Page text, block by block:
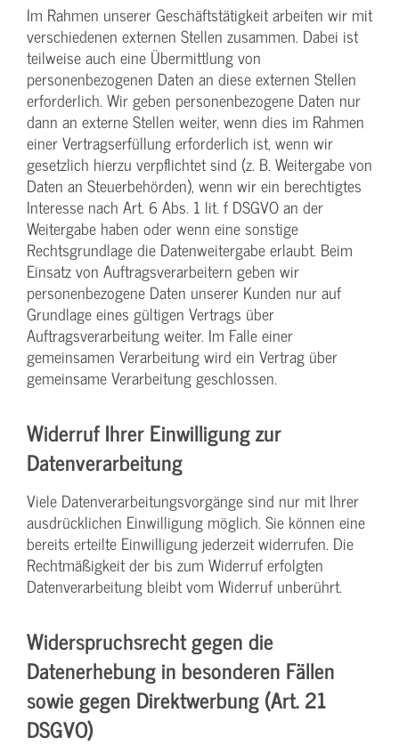
Im Rahmen unserer Geschäftstätigkeit arbeiten wir mit
verschiedenen externen Stellen zusammen. Dabei ist
teilweise auch eine Übermittlung von
personenbezogenen Daten an diese externen Stellen
erforderlich. Wir geben personenbezogene Daten nur
dann an externe Stellen weiter, wenn dies im Rahmen
einer Vertragserfüllung erforderlich ist, wenn wir
gesetzlich hierzu verpflichtet sind (z. B. Weitergabe von
Daten an Steuerbehörden), wenn wir ein berechtigtes
Interesse nach Art. 6 Abs. 1 lit. f DSGVO an der
Weitergabe haben oder wenn eine sonstige
Rechtsgrundlage die Datenweitergabe erlaubt. Beim
Einsatz von Auftragsverarbeitern geben wir
personenbezogene Daten unserer Kunden nur auf
Grundlage eines gültigen Vertrags über
Auftragsverarbeitung weiter. Im Falle einer
gemeinsamen Verarbeitung wird ein Vertrag über
gemeinsame Verarbeitung geschlossen.
Widerruf Ihrer Einwilligung zur
Datenverarbeitung
Viele Datenverarbeitungsvorgänge sind nur mit Ihrer
ausdrücklichen Einwilligung möglich. Sie können eine
bereits erteilte Einwilligung jederzeit widerrufen. Die
Rechtmäßigkeit der bis zum Widerruf erfolgten
Datenverarbeitung bleibt vom Widerruf unberührt.
Widerspruchsrecht gegen die
Datenerhebung in besonderen Fällen
sowie gegen Direktwerbung (Art. 21
DSGVO)